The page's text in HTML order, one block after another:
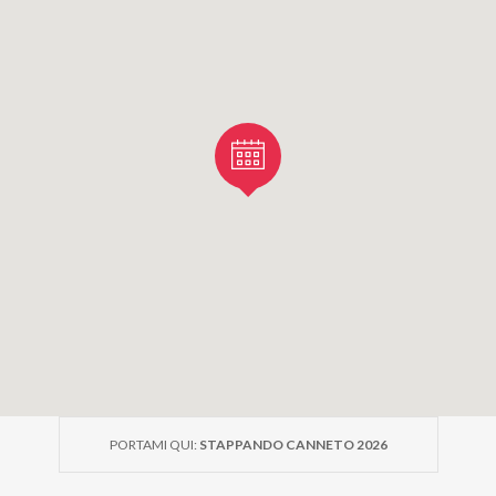
PORTAMI QUI: STAPPANDO CANNETO 2026